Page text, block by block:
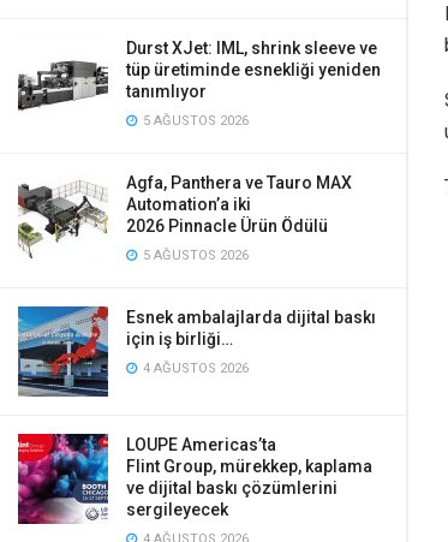
Durst XJet: IML, shrink sleeve ve
tüp üretiminde esnekliği yeniden
tanımlıyor
5 AĞUSTOS 2026
Agfa, Panthera ve Tauro MAX
Automation’a iki
2026 Pinnacle Ürün Ödülü
5 AĞUSTOS 2026
Esnek ambalajlarda dijital baskı
için iş birliği…
4 AĞUSTOS 2026
LOUPE Americas’ta
Flint Group, mürekkep, kaplama
ve dijital baskı çözümlerini
sergileyecek